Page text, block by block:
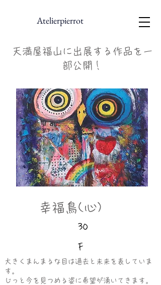
Atelierpierrot
天満屋福山に出展する作品を一
部公開！
幸福鳥(心)
30
F
大きくまんまるな目は過去と未来を表していま
す。
​じっと今を見つめる姿に希望が湧いてきます。